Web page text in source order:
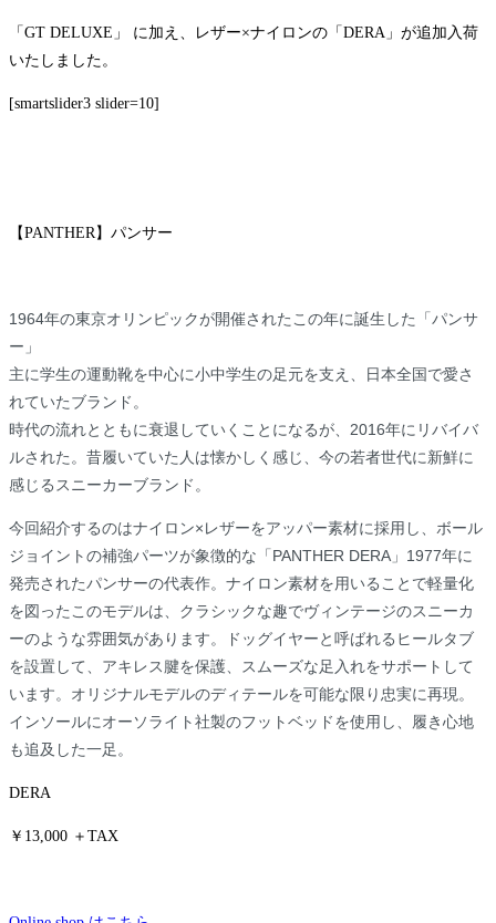
「GT DELUXE」 に加え、レザー×ナイロンの「DERA」が追加入荷
いたしました。
[smartslider3 slider=10]
【PANTHER】パンサー
1964年の東京オリンピックが開催されたこの年に誕生した「パンサ
ー」
主に学生の運動靴を中心に小中学生の足元を支え、日本全国で愛さ
れていたブランド。
時代の流れとともに衰退していくことになるが、2016年にリバイバ
ルされた。昔履いていた人は懐かしく感じ、今の若者世代に新鮮に
感じるスニーカーブランド。
今回紹介するのはナイロン×レザーをアッパー素材に採用し、ボール
ジョイントの補強パーツが象徴的な「PANTHER DERA」1977年に
発売されたパンサーの代表作。ナイロン素材を用いることで軽量化
を図ったこのモデルは、クラシックな趣でヴィンテージのスニーカ
ーのような雰囲気があります。ドッグイヤーと呼ばれるヒールタブ
を設置して、アキレス腱を保護、スムーズな足入れをサポートして
います。オリジナルモデルのディテールを可能な限り忠実に再現。
インソールにオーソライト社製のフットベッドを使用し、履き心地
も追及した一足。
DERA
￥13,000 ＋TAX